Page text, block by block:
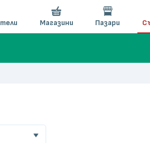
Магазини Пазари